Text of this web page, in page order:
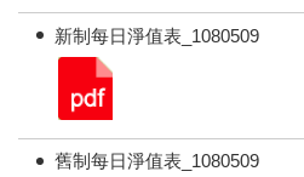
新制每日淨值表_1080509
舊制每日淨值表_1080509